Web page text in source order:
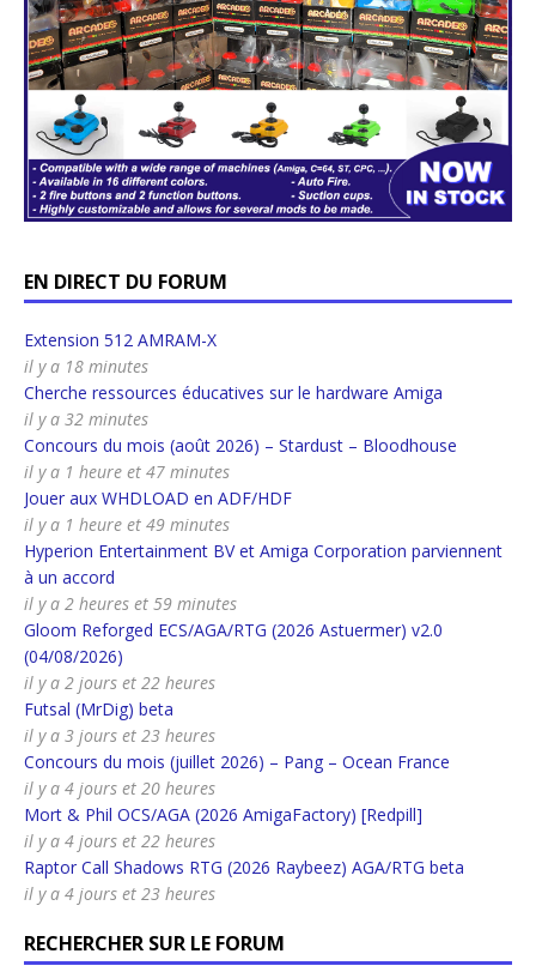
EN DIRECT DU FORUM
Extension 512 AMRAM-X
il y a 18 minutes
Cherche ressources éducatives sur le hardware Amiga
il y a 32 minutes
Concours du mois (août 2026) – Stardust – Bloodhouse
il y a 1 heure et 47 minutes
Jouer aux WHDLOAD en ADF/HDF
il y a 1 heure et 49 minutes
Hyperion Entertainment BV et Amiga Corporation parviennent
à un accord
il y a 2 heures et 59 minutes
Gloom Reforged ECS/AGA/RTG (2026 Astuermer) v2.0
(04/08/2026)
il y a 2 jours et 22 heures
Futsal (MrDig) beta
il y a 3 jours et 23 heures
Concours du mois (juillet 2026) – Pang – Ocean France
il y a 4 jours et 20 heures
Mort & Phil OCS/AGA (2026 AmigaFactory) [Redpill]
il y a 4 jours et 22 heures
Raptor Call Shadows RTG (2026 Raybeez) AGA/RTG beta
il y a 4 jours et 23 heures
RECHERCHER SUR LE FORUM